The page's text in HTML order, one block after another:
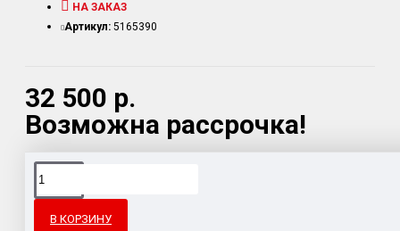
32 500 р.
Возможна рассрочка!
НА ЗАКАЗ
Артикул: 5165390
В КОРЗИНУ
Доставка товара по всему Таможенному союзу.